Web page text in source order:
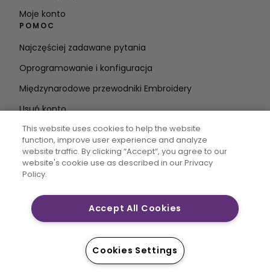
Moje konto
POMOC
Najczęściej zadawane pytania
Oprogramowanie i konfiguracja
Międzynarodowe przewodniki Embroidery
Usuń konto
Wprowadź
adres e-mail
CREATIVATE MYSEWNET są zastrzeżonymi znakami
Singer Sourcing Limited LLC lub jej podmioty
stowarzyszone. Wszelkie prawa zastrzeżone.
This website uses cookies to help the website
function, improve user experience and analyze
website traffic. By clicking “Accept“, you agree to our
website's cookie use as described in our Privacy
Policy.
Accept All Cookies
Cookies Settings